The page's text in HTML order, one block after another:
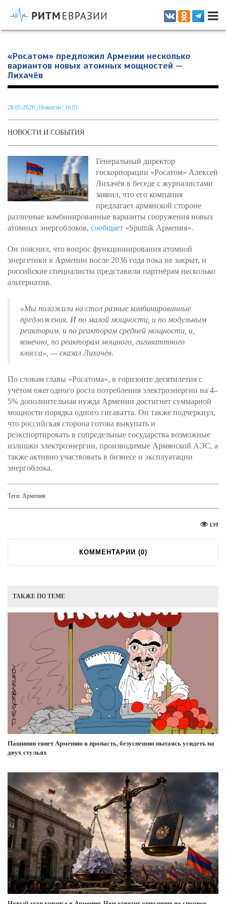
Информационно-аналитическое издание, посвященное актуальным
проблемам интеграции на постсоветском пространстве
«Росатом» предложил Армении несколько
вариантов новых атомных мощностей —
Лихачёв
28.05.2026 Новости | 16.01
НОВОСТИ И СОБЫТИЯ
Генеральный директор
госкорпорации «Росатом» Алексей
Лихачёв в беседе с журналистами
заявил, что его компания
предлагает армянской стороне
различные комбинированные варианты сооружения новых
атомных энергоблоков, сообщает «Sputnik Армения».
Он пояснил, что вопрос функционирования атомной
энергетики в Армении после 2036 года пока не закрыт, и
российские специалисты представили партнёрам несколько
альтернатив.
«Мы положили на стол разные комбинированные
предложения. И по малой мощности, и по модульным
реакторам, и по реакторам средней мощности, и,
конечно, по реакторам мощного, гигаваттного
класса», — сказал Лихачёв.
По словам главы «Росатома», в горизонте десятилетия с
учётом ежегодного роста потребления электроэнергии на 4–
5% дополнительная нужда Армении достигнет суммарной
мощности порядка одного гигаватта. Он также подчеркнул,
что российская сторона готова выкупать и
реэкспортировать в сопредельные государства возможные
излишки электроэнергии, производимые Армянской АЭС, а
также активно участвовать в бизнесе и эксплуатации
энергоблока.
Теги: Армения
139
КОММЕНТАРИИ (0)
ТАКЖЕ ПО ТЕМЕ
Пашинян тянет Армению в пропасть, безуспешно пытаясь усидеть на
двух стульях